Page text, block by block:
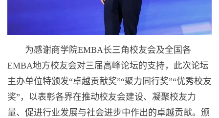
为感谢商学院EMBA长三角校友会及全国各
EMBA地方校友会对三届高峰论坛的支持，此次论坛
主办单位特颁发“卓越贡献奖”“聚力同行奖”“优秀校友
奖”，以表彰各界在推动校友会建设、凝聚校友力
量、促进行业发展与社会进步中作出的卓越贡献。颁